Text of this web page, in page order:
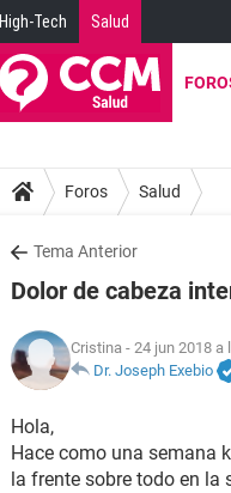
High-Tech Salud
Foros Salud
Tema Anterior
Dolor de cabeza
Cristina - 24 jun 2018 a
Dr. Joseph Exebio
Hola,
Hace como una semana
la frente sobre todo en